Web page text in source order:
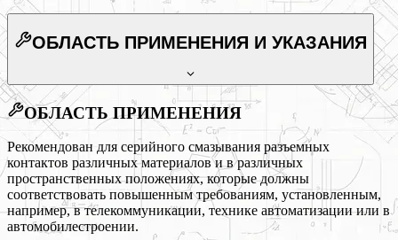
ОБЛАСТЬ ПРИМЕНЕНИЯ И УКАЗАНИЯ
ОБЛАСТЬ ПРИМЕНЕНИЯ
Рекомендован для серийного смазывания разъемных
контактов различных материалов и в различных
пространственных положениях, которые должны
соответствовать повышенным требованиям, установленным,
например, в телекоммуникации, технике автоматизации или в
автомобилестроении.